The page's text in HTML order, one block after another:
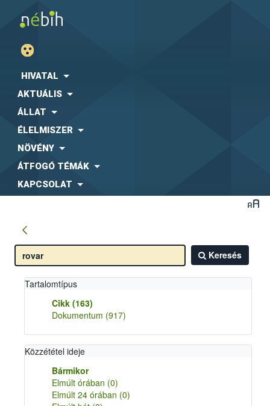
HIVATAL
AKTUÁLIS
ÁLLAT
ÉLELMISZER
NÖVÉNY
ÁTFOGÓ TÉMÁK
KAPCSOLAT
Keresés
Tartalomtípus
Cikk (163)
Dokumentum (917)
Közzététel ideje
Bármikor
Elmúlt órában (0)
Elmúlt 24 órában (0)